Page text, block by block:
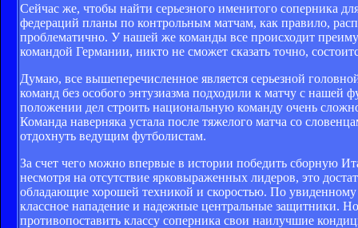
Сейчас же, чтобы найти серьезного именитого соперника
федераций планы по контрольным матчам, как правило,
проблематично. У нашей же команды все происходит
командой Германии, никто не сможет сказать точно,
Думаю, все вышеперечисленное является серьезной
команд без особого энтузиазма подходили к матчу с
положении дел строить национальную команду очень
Команда наверняка устала после тяжелого матча со
отдохнуть ведущим футболистам.
За счет чего можно впервые в истории победить сборную
несмотря на отсутствие ярковыраженных лидеров, это
обладающие хорошей техникой и скоростью. По
классное нападение и надежные центральные защитники.
противопоставить классу соперника свои наилучшие